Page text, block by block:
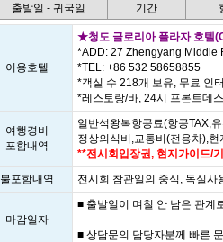
출발일 - 귀국일 기간
이용호텔
★청도 글로리아 플라자 호텔
*ADD: 27 Zhengyang Middle
*TEL: +86 532 58658855
*객실 수 218개 보유, 무료 인
*레스토랑/바, 24시 프론트데
여행경비
포함내역
일반석왕복항공료(항공TAX,
정상의식비,교통비(전용차),
**전시회입장권, 현지가이드/
불포함내역
전시회 참관일의 중식, 독실사
마감일자
■ 출발일이 며칠 안 남은 관계
■ 상담문의 담당자분께 빠른